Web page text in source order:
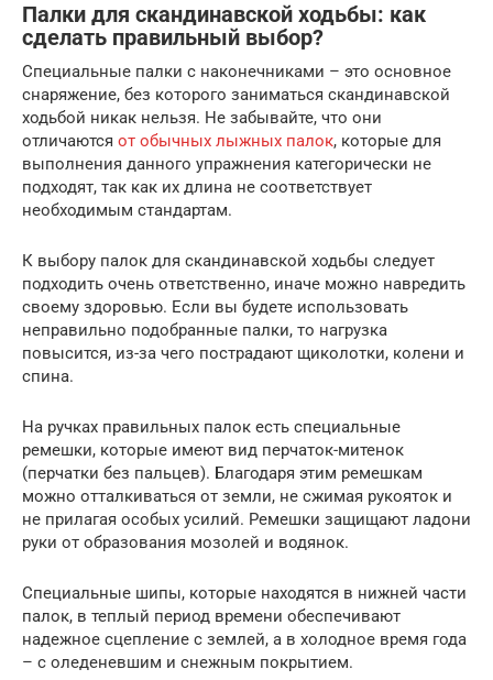
Палки для скандинавской ходьбы: как
сделать правильный выбор?
Специальные палки с наконечниками – это основное
снаряжение, без которого заниматься скандинавской
ходьбой никак нельзя. Не забывайте, что они
отличаются от обычных лыжных палок, которые для
выполнения данного упражнения категорически не
подходят, так как их длина не соответствует
необходимым стандартам.
К выбору палок для скандинавской ходьбы следует
подходить очень ответственно, иначе можно навредить
своему здоровью. Если вы будете использовать
неправильно подобранные палки, то нагрузка
повысится, из-за чего пострадают щиколотки, колени и
спина.
На ручках правильных палок есть специальные
ремешки, которые имеют вид перчаток-митенок
(перчатки без пальцев). Благодаря этим ремешкам
можно отталкиваться от земли, не сжимая рукояток и
не прилагая особых усилий. Ремешки защищают ладони
руки от образования мозолей и водянок.
Специальные шипы, которые находятся в нижней части
палок, в теплый период времени обеспечивают
надежное сцепление с землей, а в холодное время года
– с оледеневшим и снежным покрытием.